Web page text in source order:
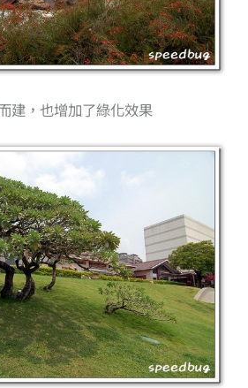
建，也增加了綠化效果